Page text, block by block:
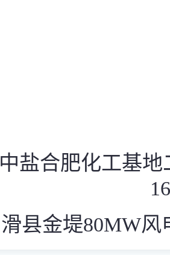
中盐合肥化工基
滑县金堤80MW风